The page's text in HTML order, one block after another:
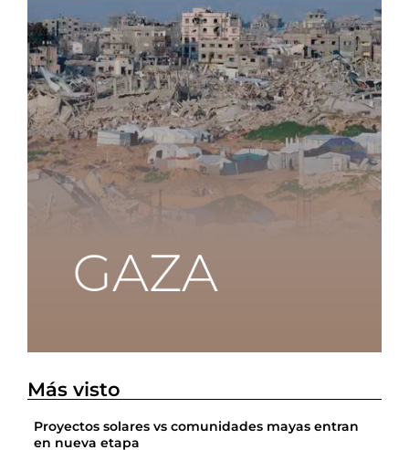
Más visto
Proyectos solares vs comunidades mayas entran
en nueva etapa